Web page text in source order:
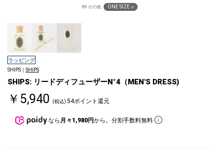
99 その他 ONE SIZE ○
ラッピング
SHIPS｜ SHIPS
SHIPS: リードディフューザーN°4（MEN'S DRESS)
￥5,940 (税込) 54ポイント還元
なら 月々1,980円から。分割手数料無料